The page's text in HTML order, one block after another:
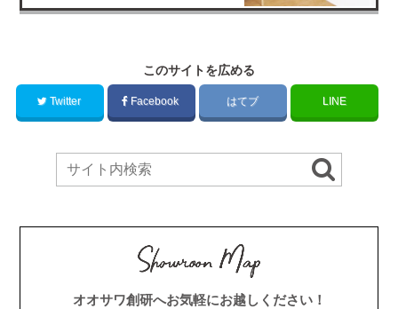
このサイトを広める
Twitter Facebook はてブ LINE
オオサワ創研へお気軽にお越しください！